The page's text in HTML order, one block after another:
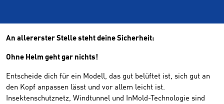
An allererster Stelle steht deine Sicherheit:
Ohne Helm geht gar nichts!
Entscheide dich für ein Modell, das gut belüftet ist, sich gut an
den Kopf anpassen lässt und vor allem leicht ist.
Insektenschutznetz, Windtunnel und InMold-Technologie sind